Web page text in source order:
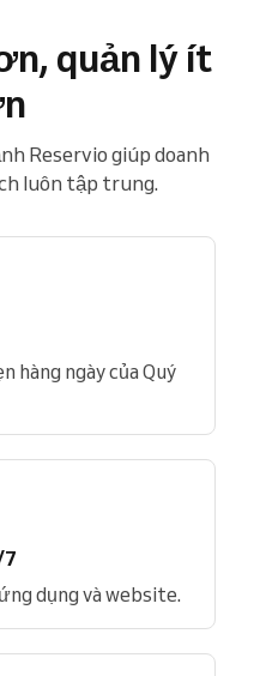
quản lý ít
Reservio giúp doanh
luôn tập trung.
hàng ngày của Quý
dụng và website.